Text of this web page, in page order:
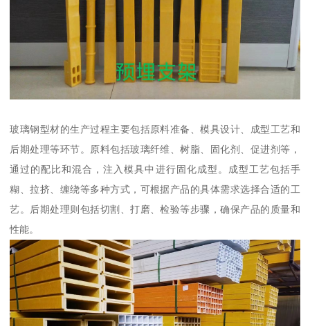
玻璃钢型材的生产过程主要包括原料准备、模具设计、成型工艺和
后期处理等环节。原料包括玻璃纤维、树脂、固化剂、促进剂等，
通过的配比和混合，注入模具中进行固化成型。成型工艺包括手
糊、拉挤、缠绕等多种方式，可根据产品的具体需求选择合适的工
艺。后期处理则包括切割、打磨、检验等步骤，确保产品的质量和
性能。